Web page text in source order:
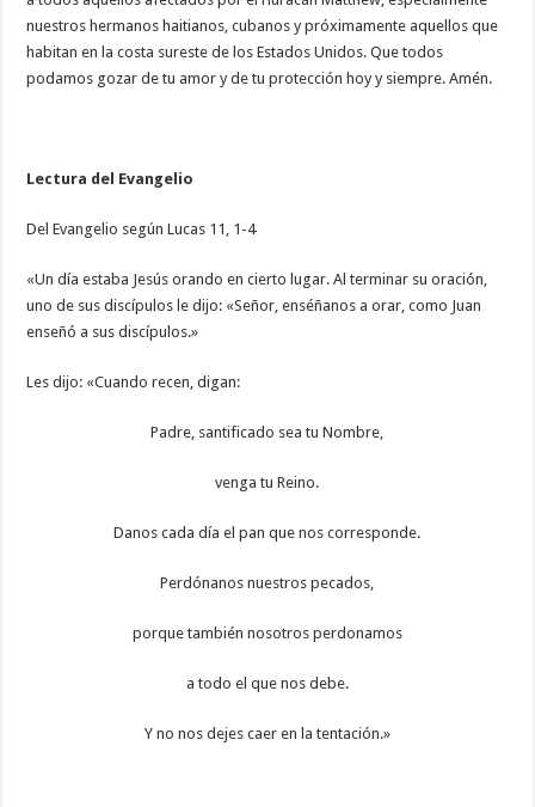
nuestros hermanos haitianos, cubanos y próximamente aquellos que
habitan en la costa sureste de los Estados Unidos. Que todos
podamos gozar de tu amor y de tu protección hoy y siempre. Amén.
Lectura del Evangelio
Del Evangelio según Lucas 11, 1-4
«Un día estaba Jesús orando en cierto lugar. Al terminar su oración,
uno de sus discípulos le dijo: «Señor, enséñanos a orar, como Juan
enseñó a sus discípulos.»
Les dijo: «Cuando recen, digan:
Padre, santificado sea tu Nombre,
venga tu Reino.
Danos cada día el pan que nos corresponde.
Perdónanos nuestros pecados,
porque también nosotros perdonamos
a todo el que nos debe.
Y no nos dejes caer en la tentación.»